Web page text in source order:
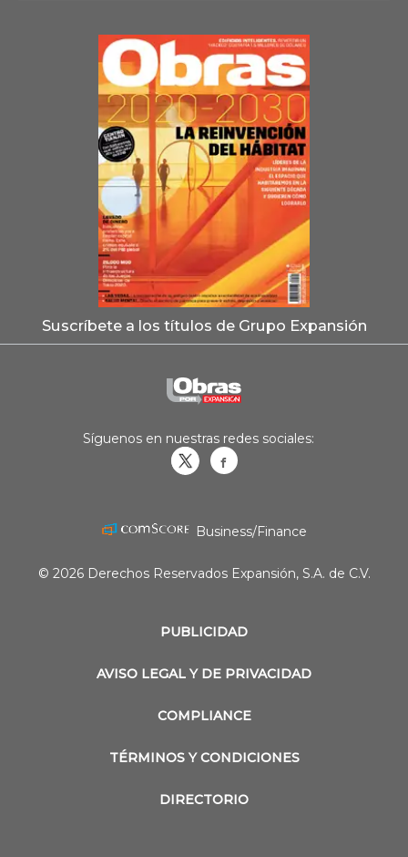
Suscríbete a los títulos de Grupo Expansión
PUBLICIDAD
AVISO LEGAL Y DE PRIVACIDAD
COMPLIANCE
TÉRMINOS Y CONDICIONES
DIRECTORIO
Síguenos en nuestras redes sociales:
Business/Finance
© 2026 Derechos Reservados Expansión, S.A. de C.V.